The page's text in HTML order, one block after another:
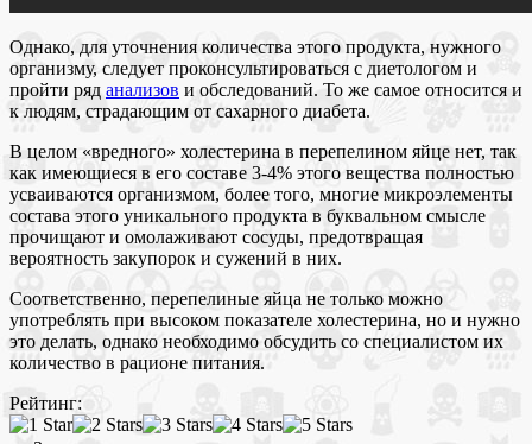
Однако, для уточнения количества этого продукта, нужного
организму, следует проконсультироваться с диетологом и
пройти ряд анализов и обследований. То же самое относится и
к людям, страдающим от сахарного диабета.
В целом «вредного» холестерина в перепелином яйце нет, так
как имеющиеся в его составе 3-4% этого вещества полностью
усваиваются организмом, более того, многие микроэлементы
состава этого уникального продукта в буквальном смысле
прочищают и омолаживают сосуды, предотвращая
вероятность закупорок и сужений в них.
Соответственно, перепелиные яйца не только можно
употреблять при высоком показателе холестерина, но и нужно
это делать, однако необходимо обсудить со специалистом их
количество в рационе питания.
Рейтинг: